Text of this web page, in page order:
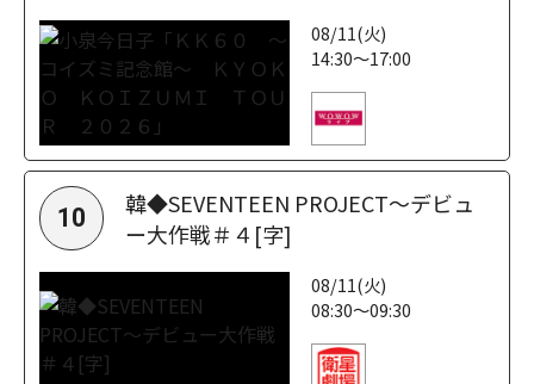
08/11(火)
14:30～17:00
10
韓◆SEVENTEEN PROJECT～デビュ
ー大作戦＃４[字]
08/11(火)
08:30～09:30